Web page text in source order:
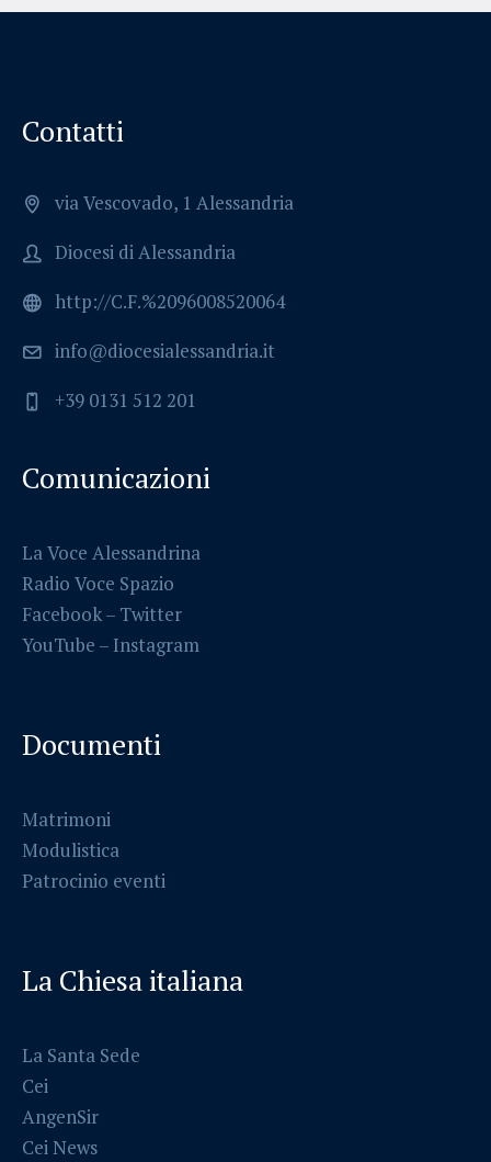
Contatti
via Vescovado, 1 Alessandria
Diocesi di Alessandria
http://C.F.%2096008520064
info@diocesialessandria.it
+39 0131 512 201
Comunicazioni
La Voce Alessandrina
Radio Voce Spazio
Facebook– Twitter
YouTube – Instagram
Documenti
Matrimoni
Modulistica
Patrocinio eventi
La Chiesa italiana
La Santa Sede
Cei
AngenSir
Cei News